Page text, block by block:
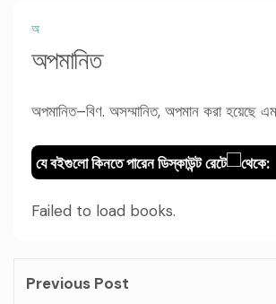
অ
অপমানিত
অপমানিত–বিণ. অসম্মানিত, অপমান করা হয়েছে
যে বইগুলো কিনতে পারেন ডিস্কাউন্ট রেটে থেকে:
Failed to load books.
Previous Post